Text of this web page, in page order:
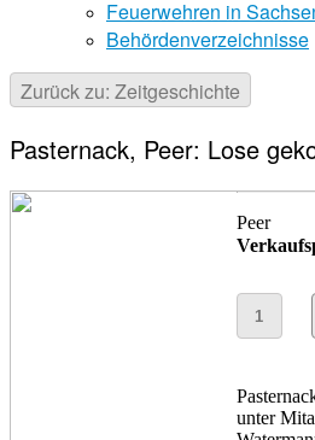
Feuerwehren in
Behördenverzeichnisse
Zurück zu: Zeitgeschichte
Pasternack, Peer: Lose
Peer
unter